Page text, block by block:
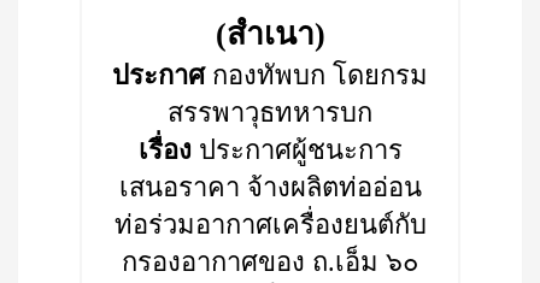
(สำเนา)
ประกาศกองทัพบก โดยกรม
สรรพาวุธทหารบก
เรื่อง ประกาศผู้ชนะการ
เสนอราคา จ้างผลิตท่ออ่อน
ท่อร่วมอากาศเครื่องยนต์กับ
กรองอากาศของ ถ.เอ็ม ๖๐